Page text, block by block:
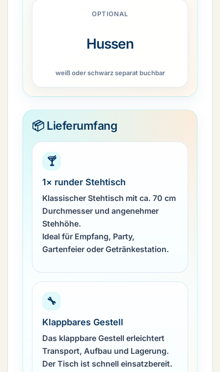
OPTIONAL
Hussen
weiß oder schwarz separat buchbar
📦 Lieferumfang
🍸
1× runder Stehtisch
Klassischer Stehtisch mit ca. 70 cm
Durchmesser und angenehmer
Stehhöhe.
Ideal für Empfang, Party,
Gartenfeier oder Getränkestation.
🔧
Klappbares Gestell
Das klappbare Gestell erleichtert
Transport, Aufbau und Lagerung.
Der Tisch ist schnell einsatzbereit.